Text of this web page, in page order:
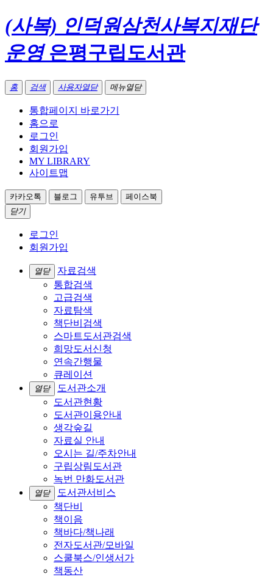
(사복) 인덕원삼천사복지재단
운영은평구립도서관
홈 검색 사용자열닫 메뉴열닫
통합페이지 바로가기
홈으로
로그인
회원가입
MY LIBRARY
사이트맵
카카오톡 블로그 유투브
페이스북
닫기
로그인
회원가입
열닫
자료검색
통합검색
고급검색
자료탐색
책단비검색
스마트도서관검색
희망도서신청
연속간행물
큐레이션
열닫
도서관소개
도서관현황
도서관이용안내
생각숲길
자료실 안내
오시는 길/주차안내
구립상림도서관
녹번 만화도서관
열닫
도서관서비스
책단비
책이음
책바다/책나래
전자도서관/모바일
스쿨북스/인생서가
책동산